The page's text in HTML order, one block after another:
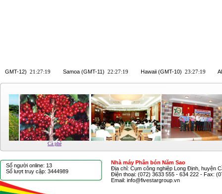
Cà phê
Số người online: 13
Số lượt truy cập: 3444989
Nhà máy Phân bón Năm Sao
Địa chỉ: Cụm công nghiệp Long Định, huyện
Điện thoại: (072) 3633 555 - 634 222 - Fax:
Email: info@fivestargroup.vn